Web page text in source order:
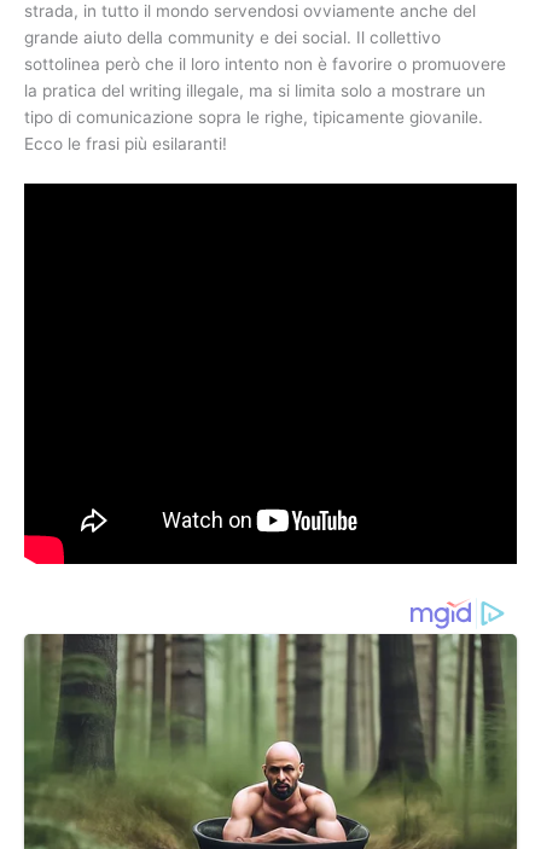
strada, in tutto il mondo servendosi ovviamente anche del
grande aiuto della community e dei social. Il collettivo
sottolinea però che il loro intento non è favorire o promuovere
la pratica del writing illegale, ma si limita solo a mostrare un
tipo di comunicazione sopra le righe, tipicamente giovanile.
Ecco le frasi più esilaranti!